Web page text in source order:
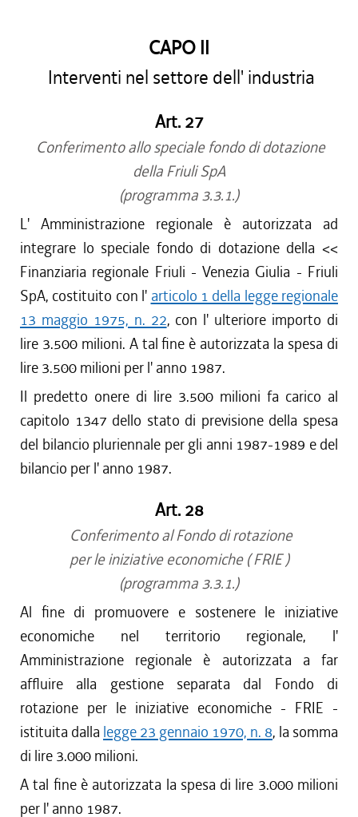
CAPO II
Interventi nel settore dell' industria
Art. 27
Conferimento allo speciale fondo di dotazione
della Friuli SpA
(programma 3.3.1.)
L' Amministrazione regionale è autorizzata ad
integrare lo speciale fondo di dotazione della <<
Finanziaria regionale Friuli - Venezia Giulia - Friuli
SpA, costituito con l' articolo 1 della legge regionale
13 maggio 1975, n. 22, con l' ulteriore importo di
lire 3.500 milioni. A tal fine è autorizzata la spesa di
lire 3.500 milioni per l' anno 1987.
Il predetto onere di lire 3.500 milioni fa carico al
capitolo 1347 dello stato di previsione della spesa
del bilancio pluriennale per gli anni 1987-1989 e del
bilancio per l' anno 1987.
Art. 28
Conferimento al Fondo di rotazione
per le iniziative economiche ( FRIE )
(programma 3.3.1.)
Al fine di promuovere e sostenere le iniziative
economiche nel territorio regionale, l'
Amministrazione regionale è autorizzata a far
affluire alla gestione separata dal Fondo di
rotazione per le iniziative economiche - FRIE -
istituita dalla legge 23 gennaio 1970, n. 8, la somma
di lire 3.000 milioni.
A tal fine è autorizzata la spesa di lire 3.000 milioni
per l' anno 1987.